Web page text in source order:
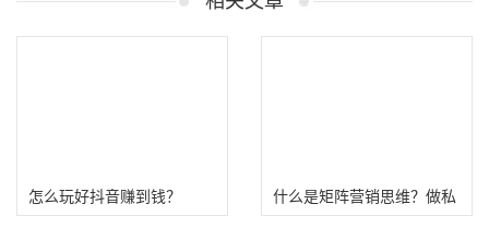
怎么玩好抖音赚到钱？
什么是矩阵营销思维？做私